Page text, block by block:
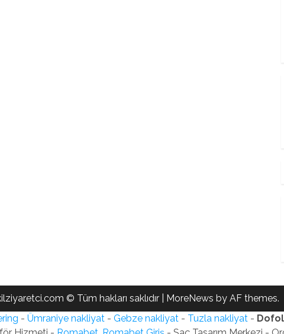
© Tüm hakları saklıdır MoreNews by AF themes.
- Ümraniye nakliyat - Gebze nakliyat - Tuzla nakliyat -